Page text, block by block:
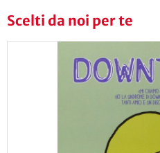
Scelti da noi per te